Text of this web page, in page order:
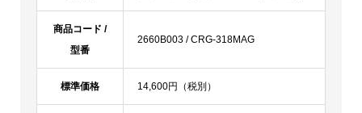
商品コード /
型番
2660B003 / CRG-318MAG
標準価格 14,600円（税別）